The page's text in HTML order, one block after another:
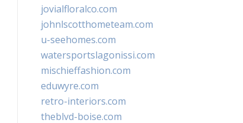
jovialfloralco.com
johnlscotthometeam.com
u-seehomes.com
watersportslagonissi.com
mischieffashion.com
eduwyre.com
retro-interiors.com
theblvd-boise.com